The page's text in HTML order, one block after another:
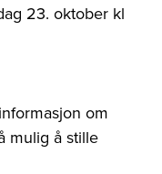
23. oktober kl
om
mulig å stille